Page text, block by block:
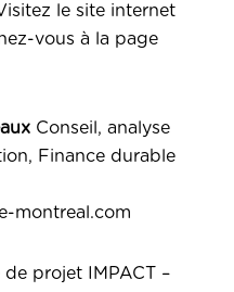
le site internet
vous à la page
Conseil, analyse
Finance durable
montreal.com
projet IMPACT –